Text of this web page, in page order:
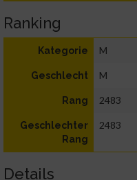
Ranking
Kategorie M
Geschlecht M
Rang 2483
Geschlechter
Rang
2483
Details